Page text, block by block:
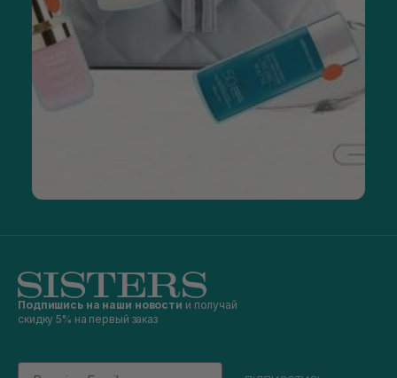
Подпишись на наши новости и получай
скидку 5% на первый заказ
Email